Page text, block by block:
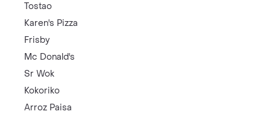
Tostao
Karen's Pizza
Frisby
Mc Donald's
Sr Wok
Kokoriko
Arroz Paisa